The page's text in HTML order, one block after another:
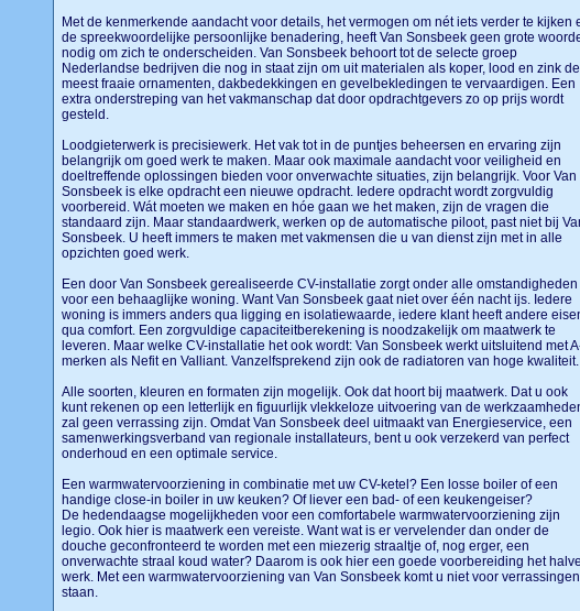
Met de kenmerkende aandacht voor details, het vermogen om nét iets verder te kijken
de spreekwoordelijke persoonlijke benadering, heeft Van Sonsbeek geen grote
nodig om zich te onderscheiden. Van Sonsbeek behoort tot de selecte groep
Nederlandse bedrijven die nog in staat zijn om uit materialen als koper, lood en zink de
meest fraaie ornamenten, dakbedekkingen en gevelbekledingen te vervaardigen. Een
extra onderstreping van het vakmanschap dat door opdrachtgevers zo op prijs wordt
gesteld.
Loodgieterwerk is precisiewerk. Het vak tot in de puntjes beheersen en ervaring zijn
belangrijk om goed werk te maken. Maar ook maximale aandacht voor veiligheid en
doeltreffende oplossingen bieden voor onverwachte situaties, zijn belangrijk. Voor Van
Sonsbeek is elke opdracht een nieuwe opdracht. Iedere opdracht wordt zorgvuldig
voorbereid. Wát moeten we maken en hóe gaan we het maken, zijn de vragen die
standaard zijn. Maar standaardwerk, werken op de automatische piloot, past niet bij
Sonsbeek. U heeft immers te maken met vakmensen die u van dienst zijn met in alle
opzichten goed werk.
Een door Van Sonsbeek gerealiseerde CV-installatie zorgt onder alle omstandigheden
voor een behaaglijke woning. Want Van Sonsbeek gaat niet over één nacht ijs. Iedere
woning is immers anders qua ligging en isolatiewaarde, iedere klant heeft andere
qua comfort. Een zorgvuldige capaciteitberekening is noodzakelijk om maatwerk te
leveren. Maar welke CV-installatie het ook wordt: Van Sonsbeek werkt uitsluitend met
merken als Nefit en Valliant. Vanzelfsprekend zijn ook de radiatoren van hoge kwaliteit.
Alle soorten, kleuren en formaten zijn mogelijk. Ook dat hoort bij maatwerk. Dat u ook
kunt rekenen op een letterlijk en figuurlijk vlekkeloze uitvoering van de
zal geen verrassing zijn. Omdat Van Sonsbeek deel uitmaakt van Energieservice, een
samenwerkingsverband van regionale installateurs, bent u ook verzekerd van perfect
onderhoud en een optimale service.
Een warmwatervoorziening in combinatie met uw CV-ketel? Een losse boiler of een
handige close-in boiler in uw keuken? Of liever een bad- of een keukengeiser?
De hedendaagse mogelijkheden voor een comfortabele warmwatervoorziening zijn
legio. Ook hier is maatwerk een vereiste. Want wat is er vervelender dan onder de
douche geconfronteerd te worden met een miezerig straaltje of, nog erger, een
onverwachte straal koud water? Daarom is ook hier een goede voorbereiding het halve
werk. Met een warmwatervoorziening van Van Sonsbeek komt u niet voor
staan.